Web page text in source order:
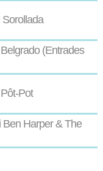
(Entrades
Pot
Harper & The